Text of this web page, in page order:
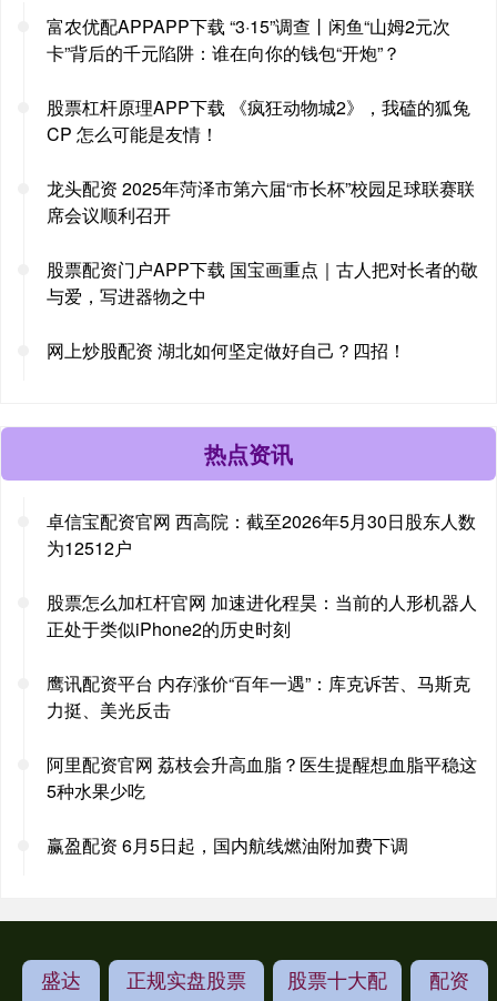
富农优配APPAPP下载 “3·15”调查丨闲鱼“山姆2元次
卡”背后的千元陷阱：谁在向你的钱包“开炮”？
股票杠杆原理APP下载 《疯狂动物城2》，我磕的狐兔
CP 怎么可能是友情！
龙头配资 2025年菏泽市第六届“市长杯”校园足球联赛联
席会议顺利召开
股票配资门户APP下载 国宝画重点｜古人把对长者的敬
与爱，写进器物之中
网上炒股配资 湖北如何坚定做好自己？四招！
热点资讯
卓信宝配资官网 西高院：截至2026年5月30日股东人数
为12512户
股票怎么加杠杆官网 加速进化程昊：当前的人形机器人
正处于类似iPhone2的历史时刻
鹰讯配资平台 内存涨价“百年一遇”：库克诉苦、马斯克
力挺、美光反击
阿里配资官网 荔枝会升高血脂？医生提醒想血脂平稳这
5种水果少吃
赢盈配资 6月5日起，国内航线燃油附加费下调
盛达
正规实盘股票
股票十大配
配资